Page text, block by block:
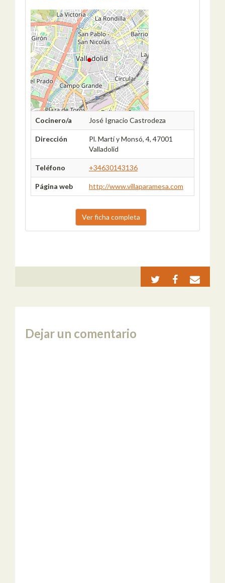
Cocinero/a José Ignacio Castrodeza
Dirección
Pl. Martí y Monsó, 4, 47001
Valladolid
Teléfono +34630143136
Página web http://www.villaparamesa.com
Ver ficha completa
Dejar un comentario